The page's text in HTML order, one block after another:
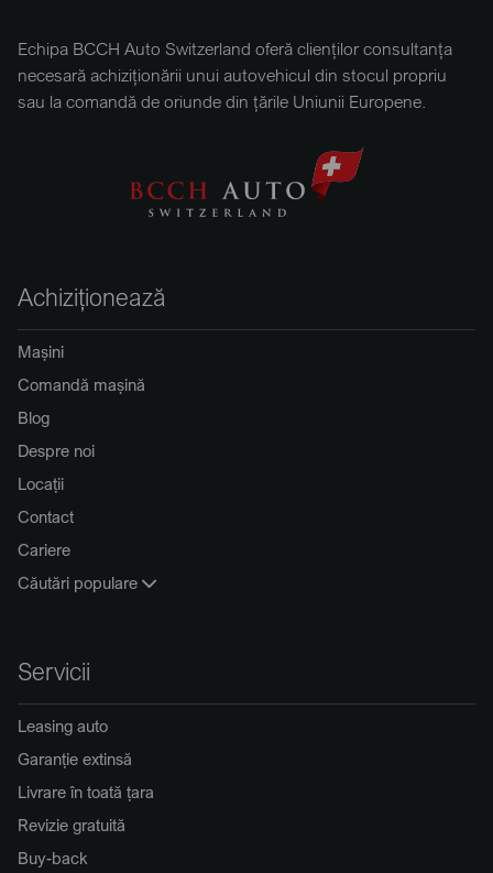
Echipa BCCH Auto Switzerland oferă clienților consultanța
necesară achiziționării unui autovehicul din stocul propriu
sau la comandă de oriunde din țările Uniunii Europene.
Achiziționează
Mașini
Comandă mașină
Blog
Despre noi
Locații
Contact
Cariere
Căutări populare
Servicii
Leasing auto
Garanție extinsă
Livrare în toată țara
Revizie gratuită
Buy-back